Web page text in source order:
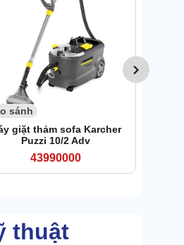
sánh
giặt thảm sofa Karcher
Puzzi 10/2 Adv
43990000
thuật